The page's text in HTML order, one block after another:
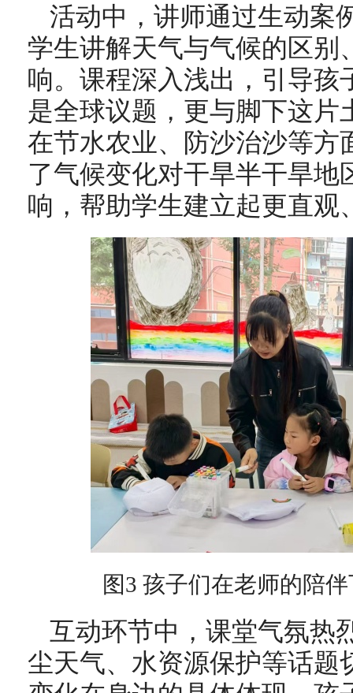
活动中，讲师通过生动案
学生讲解天气与气候的区别
响。课程深入浅出，引导孩
是全球议题，更与脚下这片
在节水农业、防沙治沙等方
了气候变化对干旱半干旱地
响，帮助学生建立起更直观
图3 孩子们在老师的陪
互动环节中，课堂气氛热
尘天气、水资源保护等话题